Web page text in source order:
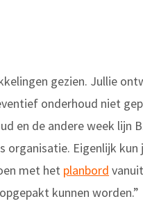
gezien. Jullie
onderhoud niet
en de andere week lijn
organisatie. Eigenlijk
met het planbord
kunnen worden.”